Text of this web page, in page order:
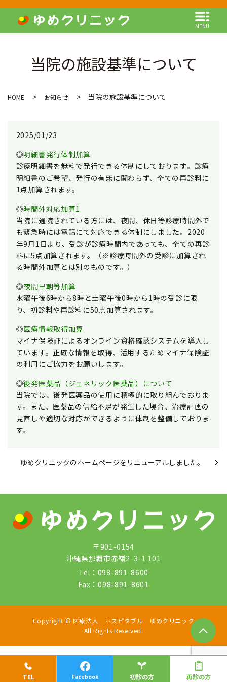
MENU
当院の施設基準について
HOME お知らせ 当院の施設基準について
2025/01/23
◎明細書発行体制加算
診療明細書を無料で発行できる体制にしております。診療
明細書のご希望、発行の有無に関わらず、全ての再診料に
1点加算されます。
◎時間外対応加算1
当院に通院されている方には、夜間、休日等診療時間外で
も緊急時には電話にて対応できる体制にしました。2020
年9月1日より、受診が診療時間内であっても、全ての再診
料に5点加算されます。（※診療時間外の受診に加算され
る時間外加算とは別のものです。）
◎夜間早朝等加算
水曜午後6時から8時と土曜午後0時から1時の受診に限
り、初診料や再診料に50点加算されます。
◎医療情報取得加算
マイナ保険証によるオンライン資格確認システムを導入し
ています。正確な情報を取得、活用するためマイナ保険証
の利用にご協力をお願いします。
◎後発医薬品（ジェネリック医薬品）について
当院では、後発医薬品の使用に積極的に取り組んでおりま
す。また、医薬品の供給不足が発生した場合、治療計画の
見直しや適切な対応ができるように体制を整備しておりま
す。
ゆめクリニックのホームページをリニューアルしました。
〒901-0154
沖縄県那覇市赤嶺2-3-1 101
Tel： 098-891-8600
Fax：098-891-8601
Copyright © 医療法人 ホスピタブル ゆめクリニック
All Rights Reserved.
TEL Facebook 初診の方 再診の方